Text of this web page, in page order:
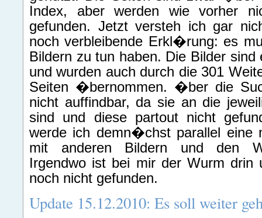
Index, aber werden wie vorher
gefunden. Jetzt versteh ich gar
noch verbleibende Erkl�rung: es
Bildern zu tun haben. Die Bilder
und wurden auch durch die 301
Seiten �bernommen. �ber die
nicht auffindbar, da sie an die
sind und diese partout nicht
werde ich demn�chst parallel eine
mit anderen Bildern und den
Irgendwo ist bei mir der Wurm drin
noch nicht gefunden.
Update 15.12.2010: Es soll weiter